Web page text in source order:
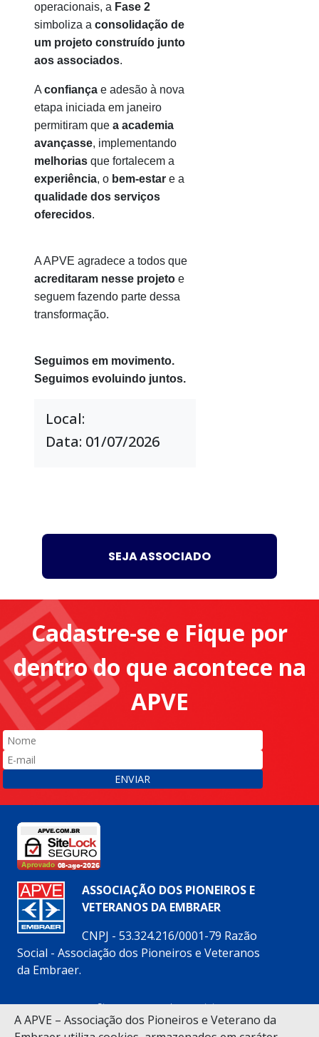
operacionais, a Fase 2
simboliza a consolidação de
um projeto construído junto
aos associados.
Aconfiança e adesão à nova
etapa iniciada em janeiro
permitiram que a academia
avançasse, implementando
melhorias que fortalecem a
experiência, o bem-estar e a
qualidade dos serviços
oferecidos.
A APVE agradece a todos que
acreditaram nesse projeto e
seguem fazendo parte dessa
transformação.
Seguimos em movimento.
Seguimos evoluindo juntos.
Local:
Data: 01/07/2026
SEJA ASSOCIADO
A APVE – Associação dos Pioneiros e Veterano da
Cadastre-se e Fique por
dentro do que acontece na
APVE
ENVIAR
ASSOCIAÇÃO DOS PIONEIROS E
VETERANOS DA EMBRAER
CNPJ - 53.324.216/0001-79 Razão
Social - Associação dos Pioneiros e Veteranos
da Embraer.
Siga nossas redes sociais: